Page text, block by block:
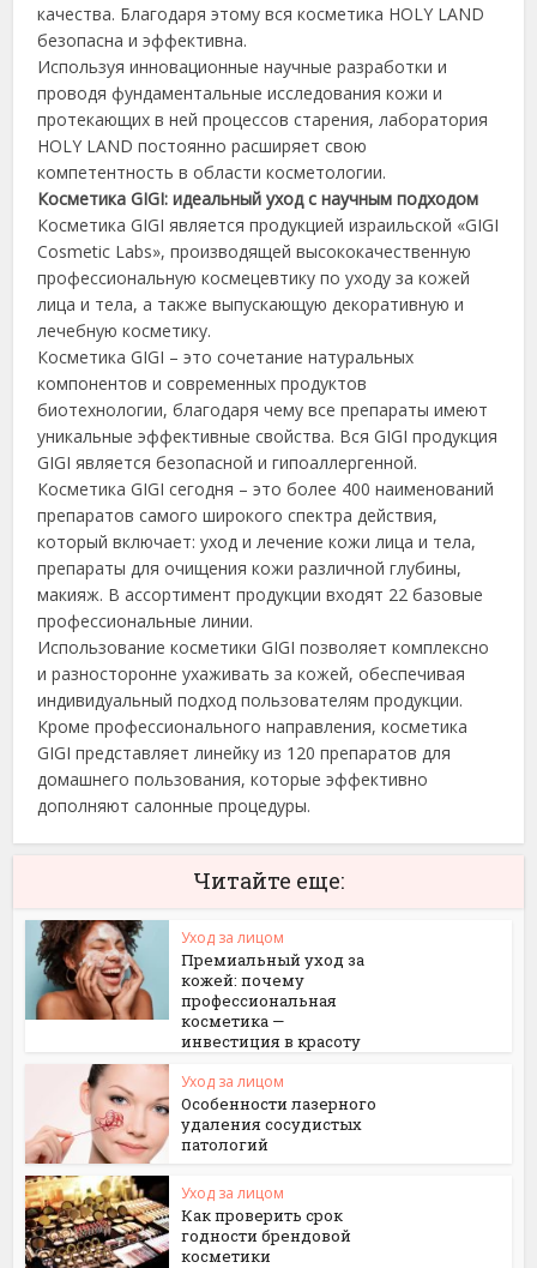
качества. Благодаря этому вся косметика HOLY LAND
безопасна и эффективна.
Используя инновационные научные разработки и
проводя фундаментальные исследования кожи и
протекающих в ней процессов старения, лаборатория
HOLY LAND постоянно расширяет свою
компетентность в области косметологии.
Косметика GIGI: идеальный уход с научным подходом
Косметика GIGI является продукцией израильской «GIGI
Cosmetic Labs», производящей высококачественную
профессиональную космецевтику по уходу за кожей
лица и тела, а также выпускающую декоративную и
лечебную косметику.
Косметика GIGI – это сочетание натуральных
компонентов и современных продуктов
биотехнологии, благодаря чему все препараты имеют
уникальные эффективные свойства. Вся GIGI продукция
GIGI является безопасной и гипоаллергенной.
Косметика GIGI сегодня – это более 400 наименований
препаратов самого широкого спектра действия,
который включает: уход и лечение кожи лица и тела,
препараты для очищения кожи различной глубины,
макияж. В ассортимент продукции входят 22 базовые
профессиональные линии.
Использование косметики GIGI позволяет комплексно
и разносторонне ухаживать за кожей, обеспечивая
индивидуальный подход пользователям продукции.
Кроме профессионального направления, косметика
GIGI представляет линейку из 120 препаратов для
домашнего пользования, которые эффективно
дополняют салонные процедуры.
Читайте еще:
Уход за лицом
Премиальный уход за
кожей: почему
профессиональная
косметика —
инвестиция в красоту
Уход за лицом
Особенности лазерного
удаления сосудистых
патологий
Уход за лицом
Как проверить срок
годности брендовой
косметики